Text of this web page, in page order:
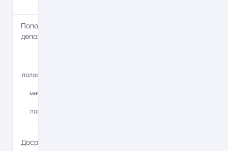
Пополнение
депозита
половины срока
минимальная
пополнения -
Досрочное